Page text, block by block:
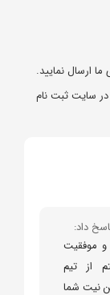
ارسال نمایید.
در سایت ثبت نام
داد:
و موفقیت
از تیم
نیت شما